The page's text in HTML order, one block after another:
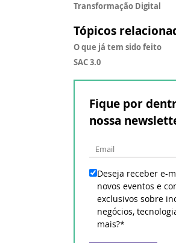
Transformação Digital
Tópicos
O que já tem sido feito
SAC 3.0
Fique por
nossa
Deseja receber e-
novos eventos e
exclusivos sobre
negócios,
mais?*